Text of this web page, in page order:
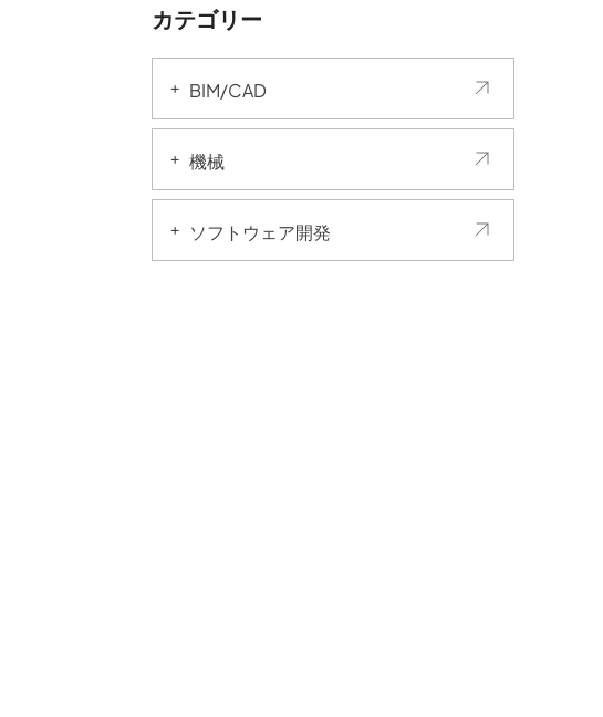
カテゴリー
BIM/CAD
機械
ソフトウェア開発